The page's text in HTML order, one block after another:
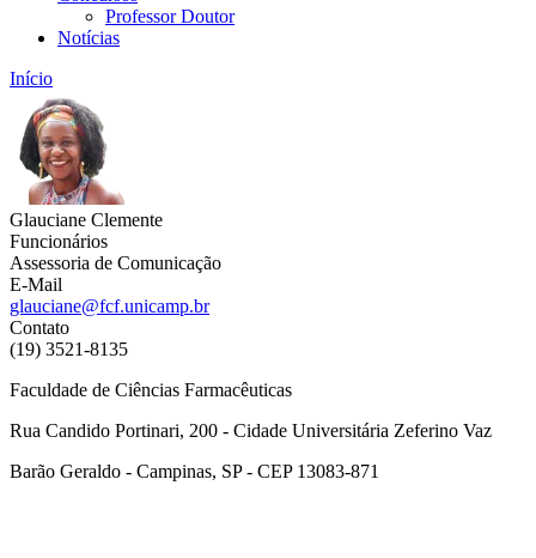
Professor Doutor
Notícias
Início
Glauciane Clemente
Funcionários
Assessoria de Comunicação
E-Mail
glauciane@fcf.unicamp.br
Contato
(19) 3521-8135
Faculdade de Ciências Farmacêuticas
Rua Candido Portinari, 200 - Cidade Universitária Zeferino Vaz
Barão Geraldo - Campinas, SP - CEP 13083-871